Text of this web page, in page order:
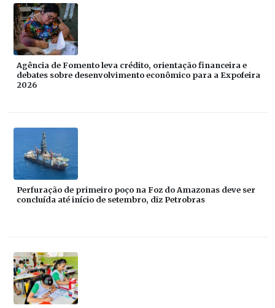
Agência de Fomento leva crédito, orientação financeira e
debates sobre desenvolvimento econômico para a Expofeira
2026
Perfuração de primeiro poço na Foz do Amazonas deve ser
concluída até início de setembro, diz Petrobras